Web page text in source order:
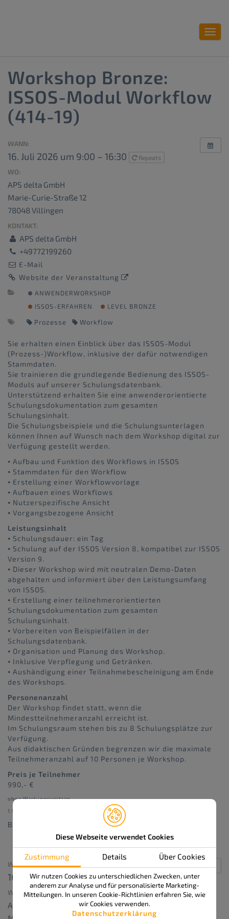
Diese Webseite verwendet Cookies
Zustimmung Details Über Cookies
Wir nutzen Cookies zu unterschiedlichen Zwecken, unter
anderem zur Analyse und für personalisierte Marketing-
Mitteilungen. In unseren Cookie-Richtlinien erfahren Sie, wie
wir Cookies verwenden.
Datenschutzerklärung
Workshop Bronze:
ISSOS-Modul Workflow
(414-19)
WANN:
16. Juli 2026 um 9:00 – 16:30 Repeats
WO:
APS delta GmbH
Marie-Curie-Straße 12
78048 Villingen
KONTAKT:
APS delta GmbH
+49772199260
E-Mail
Website der Veranstaltung
ANWENDERWORKSHOP
ISSOS-ERFAHREN
LEVEL BRONZE
Prozesse Workflow
Sie erhalten einen Einblick über das ISSOS-Modul
(Prozess-)Workflow, inklusive der dafür notwendigen
Stammdaten.
Sie trainieren die grundlegende Bedienung des ISSOS-
Moduls auf unserer Schulungsdatenbank.
Unterstützend erhalten Sie eine anwenderorientierte
Schulungsdokumentation zum gesamten
Schulungsinhalt.
Die Schulungsbeispiele und die Schulungsunterlagen
können Ihnen auf Wunsch nach dem Workshop digital zur
Verfügung gestellt werden.
⦁ Aufbau und Funktion des Workflows in ISSOS
⦁ Stammdaten für den Workflow
⦁ Erstellung einer Workflowvorlage
⦁ Aufbauen eines Workflows
⦁ Nutzerspezifische Ansicht
⦁ Vorgangsbezogene Ansicht
Leistungsinhalt
⦁ Schulungsdauer: ein Tag
⦁ Schulung auf der ISSOS Version 8, kompatibel zur ISSOS
Version 9.
⦁ Dieser Workshop wird mit neutralen Demo-Daten
abgehalten und informiert über den Leistungsumfang
von ISSOS.
⦁ Erstellung einer teilnehmerorientierten
Schulungsdokumentation zum gesamten
Schulungsinhalt.
⦁ Vorbereiten von Beispielfällen in der
Schulungsdatenbank.
⦁ Organisation und Planung des Workshop.
⦁ Inklusive Verpflegung und Getränken.
⦁ Aushändigung einer Teilnahmebescheinigung am Ende
des Workshops.
Personenanzahl
Der Workshop findet statt, wenn die
Mindestteilnehmeranzahl erreicht ist.
Im Schulungsraum stehen bis zu 8 Schulungsplätze zur
Verfügung.
Aus didaktischen Gründen begrenzen wir die maximale
Teilnehmeranzahl auf 10 Personen je Workshop.
Preis je Teilnehmer
990,- €
ohne Wartungsvertrag
1.990,- €
Bestellnummer: 414-19
WANN:
16. Juli 2026 um 9:00 – 16:30 Repeats
WO:
APS delta GmbH